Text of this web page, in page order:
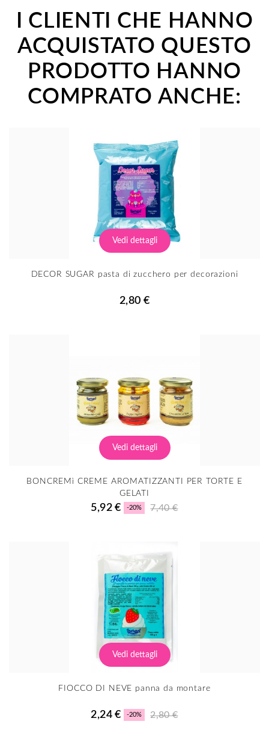
I CLIENTI CHE HANNO
ACQUISTATO QUESTO
PRODOTTO HANNO
COMPRATO ANCHE:
Vedi dettagli
DECOR SUGAR pasta di zucchero per decorazioni
2,80 €
Vedi dettagli
BONCREMì CREME AROMATIZZANTI PER TORTE E
GELATI
5,92 € -20% 7,40 €
Vedi dettagli
FIOCCO DI NEVE panna da montare
2,24 € -20% 2,80 €